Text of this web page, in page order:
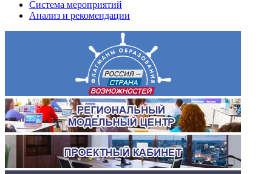
Система мероприятий
Анализ и рекомендации